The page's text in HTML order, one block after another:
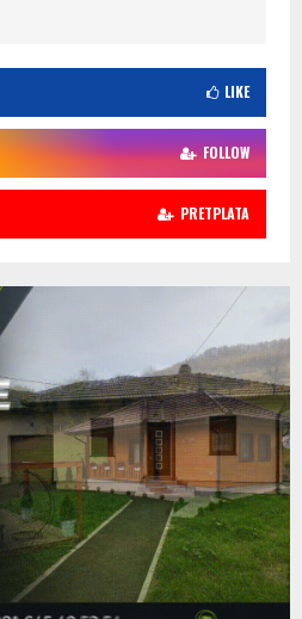
LIKE
FOLLOW
PRETPLATA